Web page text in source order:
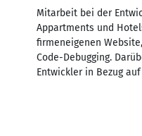
Mitarbeit bei der
Appartments und
firmeneigenen
Code-Debugging.
Entwickler in Bezug